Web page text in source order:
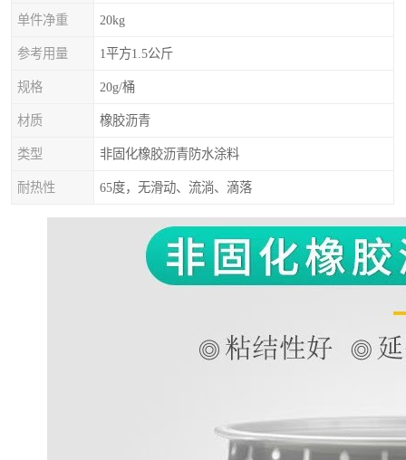
单件净重 20kg
参考用量 1平方1.5公斤
规格 20g/桶
材质 橡胶沥青
类型 非固化橡胶沥青防水涂料
耐热性 65度，无滑动、流淌、滴落